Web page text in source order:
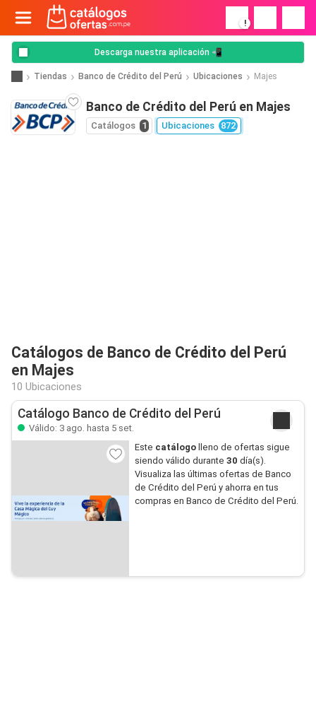
!
Descarga nuestra aplicación 📲
Tiendas Banco de Crédito del Perú Ubicaciones Majes
Banco de Crédito del Perú en Majes
Catálogos 1 Ubicaciones 872
Catálogos de Banco de Crédito del Perú
en Majes
10 Ubicaciones
Catálogo Banco de Crédito del Perú
Válido: 3 ago. hasta 5 set.
Este catálogo lleno de ofertas sigue
siendo válido durante 30 día(s).
Visualiza las últimas ofertas de Banco
de Crédito del Perú y ahorra en tus
compras en Banco de Crédito del Perú.